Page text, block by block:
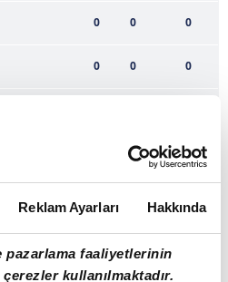
Reklam Ayarları Hakkında
pazarlama faaliyetlerinin
kullanılmaktadır.
0 0 0
0 0 0
0 0